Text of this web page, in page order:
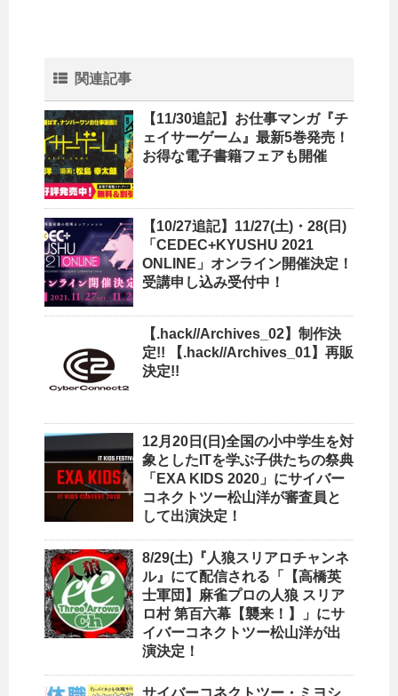
関連記事
【11/30追記】お仕事マンガ『チ
ェイサーゲーム』最新5巻発売！
お得な電子書籍フェアも開催
【10/27追記】11/27(土)・28(日)
「CEDEC+KYUSHU 2021
ONLINE」オンライン開催決定！
受講申し込み受付中！
【.hack//Archives_02】制作決
定!! 【.hack//Archives_01】再販
決定!!
12月20日(日)全国の小中学生を対
象としたITを学ぶ子供たちの祭典
「EXA KIDS 2020」にサイバー
コネクトツー松山洋が審査員と
して出演決定！
8/29(土)『人狼スリアロチャンネ
ル』にて配信される「【高橋英
士軍団】麻雀プロの人狼 スリア
ロ村 第百六幕【襲来！】」にサ
イバーコネクトツー松山洋が出
演決定！
サイバーコネクトツー・ミヨシ